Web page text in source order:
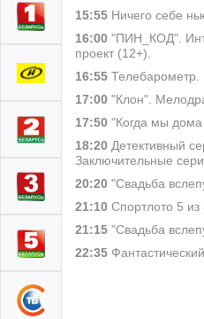
15:55 Ничего себе
16:00 "ПИН_КОД".
проект (12+).
16:55 Телебарометр.
17:00 "Клон".
17:50 "Когда мы дома
18:20 Детективный
Заключительные
20:20 "Свадьба
21:10 Спортлото 5
21:15 "Свадьба
22:35